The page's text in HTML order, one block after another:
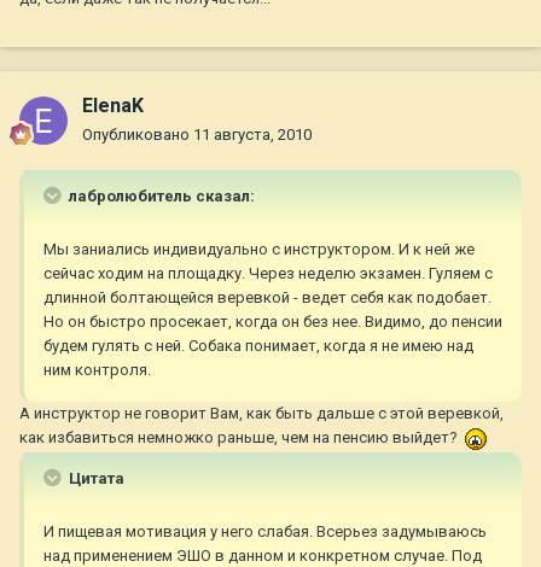
ElenaK
Опубликовано 11 августа, 2010
лабролюбитель сказал:
Мы заниались индивидуально с инструктором. И к ней же
сейчас ходим на площадку. Через неделю экзамен. Гуляем с
длинной болтающейся веревкой - ведет себя как подобает.
Но он быстро просекает, когда он без нее. Видимо, до пенсии
будем гулять с ней. Собака понимает, когда я не имею над
ним контроля.
А инструктор не говорит Вам, как быть дальше с этой веревкой,
как избавиться немножко раньше, чем на пенсию выйдет?
Цитата
И пищевая мотивация у него слабая. Всерьез задумываюсь
над применением ЭШО в данном и конкретном случае. Под